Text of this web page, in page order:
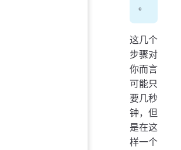
。
这几个
步骤对
你而言
可能只
要几秒
钟，但
是在这
样一个